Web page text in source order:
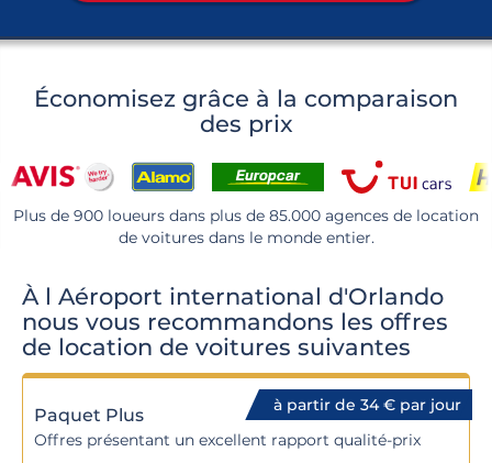
Économisez grâce à la comparaison
des prix
Plus de 900 loueurs dans plus de 85.000 agences de location
de voitures dans le monde entier.
À l Aéroport international d'Orlando
nous vous recommandons les offres
de location de voitures suivantes
à partir de 34 € par jour
Paquet Plus
Offres présentant un excellent rapport qualité-prix